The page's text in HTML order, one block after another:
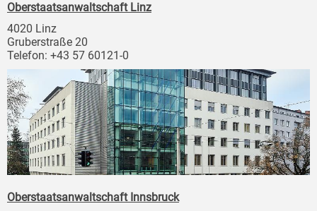
Oberstaatsanwaltschaft Linz
4020 Linz
Gruberstraße 20
Telefon: +43 57 60121-0
Oberstaatsanwaltschaft Innsbruck